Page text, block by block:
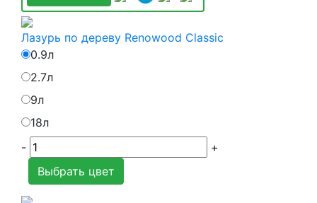
Лазурь по дереву Renowood Classic
0.9л
2.7л
9л
18л
-
+
Выбрать цвет